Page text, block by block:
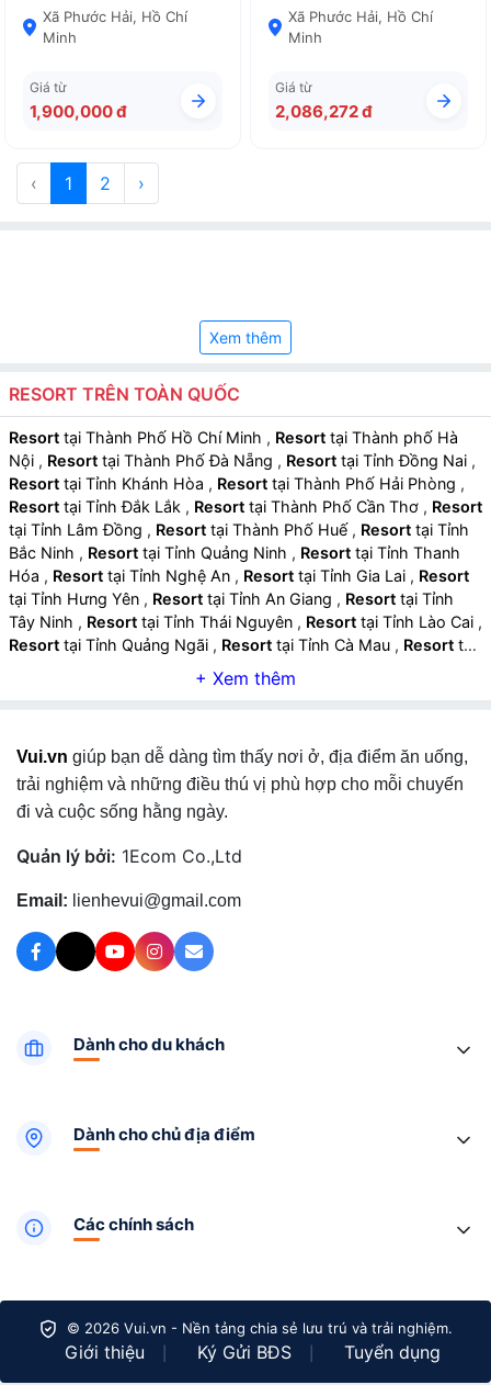
Xã Phước Hải, Hồ Chí
Minh
Giá từ
1,900,000 đ
Xã Phước Hải, Hồ Chí
Minh
Giá từ
2,086,272 đ
‹ 1 2 ›
Xem thêm
RESORT TRÊN TOÀN QUỐC
Resort tại Thành Phố Hồ Chí Minh , Resort tại Thành phố Hà
Nội , Resort tại Thành Phố Đà Nẵng , Resort tại Tỉnh Đồng Nai ,
Resort tại Tỉnh Khánh Hòa , Resort tại Thành Phố Hải Phòng ,
Resort tại Tỉnh Đắk Lắk , Resort tại Thành Phố Cần Thơ , Resort
tại Tỉnh Lâm Đồng , Resort tại Thành Phố Huế , Resort tại Tỉnh
Bắc Ninh , Resort tại Tỉnh Quảng Ninh , Resort tại Tỉnh Thanh
Hóa , Resort tại Tỉnh Nghệ An , Resort tại Tỉnh Gia Lai , Resort
tại Tỉnh Hưng Yên , Resort tại Tỉnh An Giang , Resort tại Tỉnh
Tây Ninh , Resort tại Tỉnh Thái Nguyên , Resort tại Tỉnh Lào Cai ,
Resort tại Tỉnh Quảng Ngãi , Resort tại Tỉnh Cà Mau , Resort tại
tại Tỉnh Ninh Bình
tại Tỉnh Hà Tĩnh,Resorttại Tỉnh Đồng Tháp
Châu,Resort tại Tỉnh Lạng Sơn,Resort tại Tỉnh Cao Bằng,
Vui.vn giúp bạn dễ dàng tìm thấy nơi ở, địa điểm ăn uống,
trải nghiệm và những điều thú vị phù hợp cho mỗi chuyến
đi và cuộc sống hằng ngày.
Quản lý bởi: 1Ecom Co.,Ltd
Email: lienhevui@gmail.com
Dành cho du khách
Dành cho chủ địa điểm
Các chính sách
© 2026 Vui.vn - Nền tảng chia sẻ lưu trú và trải nghiệm.
Giới thiệu Ký Gửi BĐS Tuyển dụng